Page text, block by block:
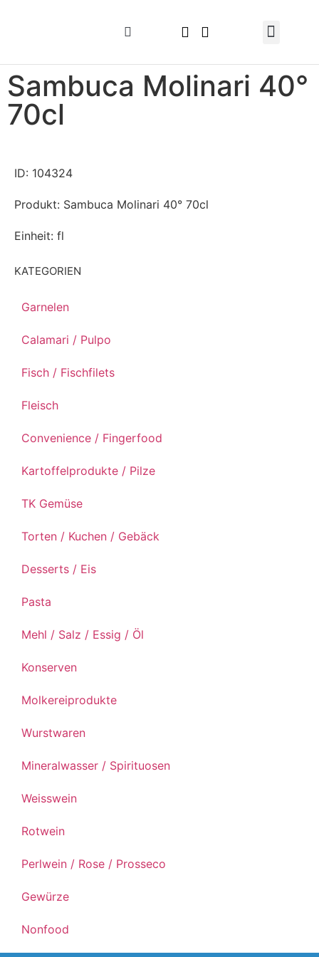
Sambuca Molinari 40°
70cl
KATEGORIEN
Garnelen
Calamari / Pulpo
Fisch / Fischfilets
Fleisch
Convenience / Fingerfood
Kartoffelprodukte / Pilze
TK Gemüse
Torten / Kuchen / Gebäck
Desserts / Eis
Pasta
Mehl / Salz / Essig / Öl
Konserven
Molkereiprodukte
Wurstwaren
Mineralwasser / Spirituosen
Weisswein
Rotwein
Perlwein / Rose / Prosseco
Gewürze
Nonfood
ID: 104324
Produkt: Sambuca Molinari 40° 70cl
Einheit: fl